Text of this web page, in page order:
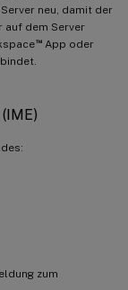
neu, damit der
auf dem Server
™App oder
zum